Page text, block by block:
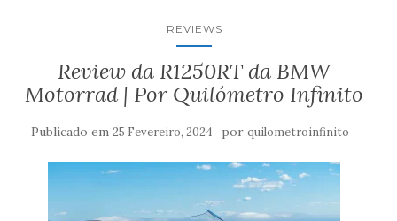
REVIEWS
Review da R1250RT da BMW
Motorrad | Por Quilómetro Infinito
Publicado em 25 Fevereiro, 2024 por quilometroinfinito